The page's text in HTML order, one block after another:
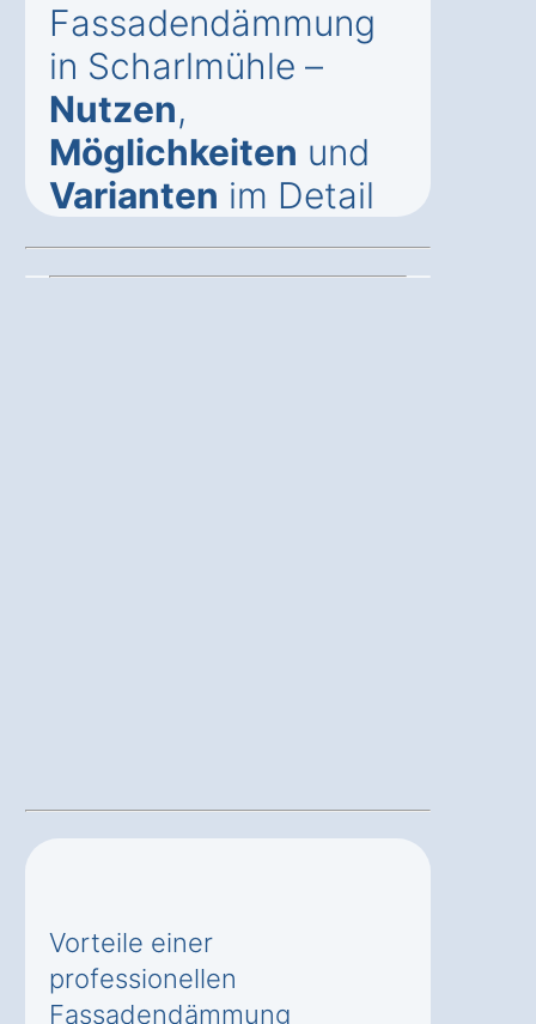
Fassadendämmung
in Scharlmühle –
Nutzen,
Möglichkeiten und
Varianten im Detail
Vorteile einer
professionellen
Fassadendämmung